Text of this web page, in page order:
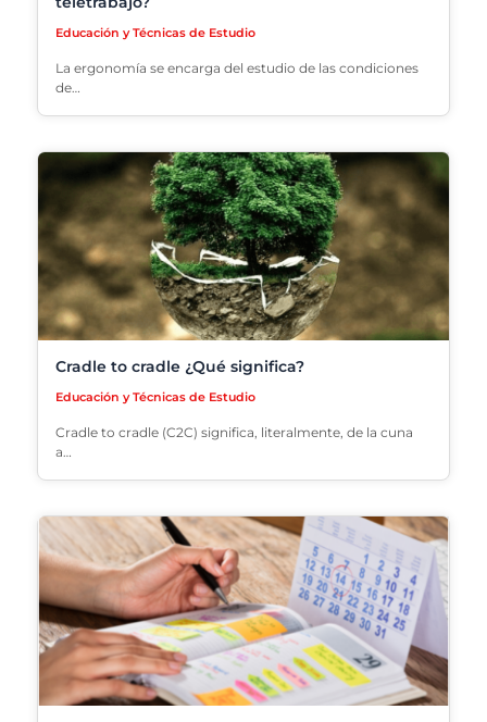
Educación y Técnicas de Estudio
La ergonomía se encarga del estudio de las condiciones
de…
Cradle to cradle ¿Qué significa?
Educación y Técnicas de Estudio
Cradle to cradle (C2C) significa, literalmente, de la cuna
a…